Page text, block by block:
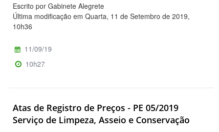
Escrito por Gabinete Alegrete
Última modificação em Quarta, 11 de Setembro de 2019,
10h36
11/09/19
10h27
Atas de Registro de Preços - PE 05/2019
Serviço de Limpeza, Asseio e Conservação